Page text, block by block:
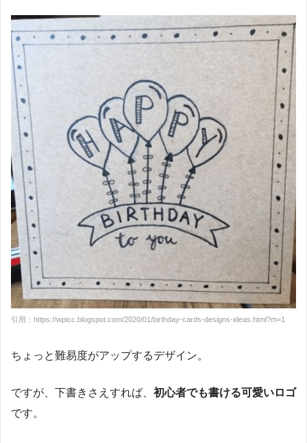
引用：https://wpicc.blogspot.com/2020/01/birthday-cards-designs-ideas.html?m=1
ちょっと難易度がアップするデザイン。
ですが、下書きさえすれば、 初心者でも書ける可愛いロゴ
です。